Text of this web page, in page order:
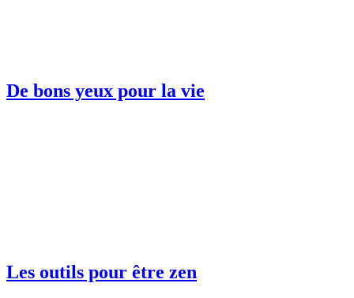
De bons yeux pour la vie
Les outils pour être zen